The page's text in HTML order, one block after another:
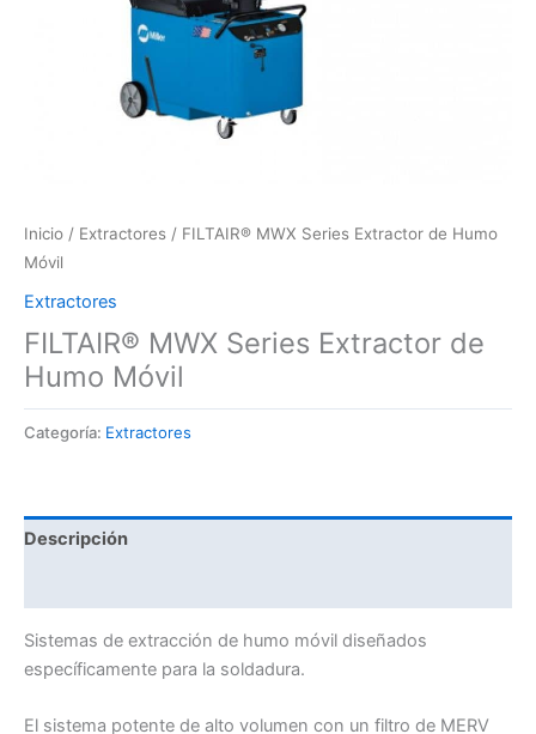
Inicio / Extractores / FILTAIR® MWX Series Extractor de Humo
Móvil
Extractores
FILTAIR® MWX Series Extractor de
Humo Móvil
Categoría: Extractores
Descripción
Sistemas de extracción de humo móvil diseñados
específicamente para la soldadura.
El sistema potente de alto volumen con un filtro de MERV